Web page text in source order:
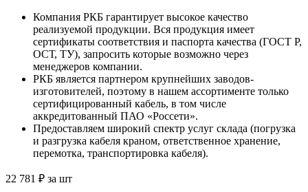
Компания РКБ гарантирует высокое качество
реализуемой продукции. Вся продукция имеет
сертификаты соответствия и паспорта качества (ГОСТ Р,
ОСТ, ТУ), запросить которые возможно через
менеджеров компании.
РКБ является партнером крупнейших заводов-
изготовителей, поэтому в нашем ассортименте только
сертифицированный кабель, в том числе
аккредитованный ПАО «Россети».
Предоставляем широкий спектр услуг склада (погрузка
и разгрузка кабеля краном, ответственное хранение,
перемотка, транспортировка кабеля).
22 781 ₽ за шт